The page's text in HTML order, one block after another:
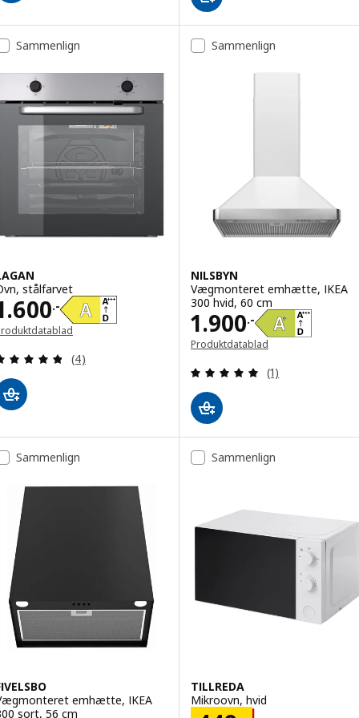
Sammenlign
stålfarvet
.-
1600.-
Anmeld: 4.8 ud af 5 Stjerner. Anmeldelser i alt:
(4)
Sammenlign
NILSBYN
Vægmonteret emhætte, IKEA
300 hvid, 60 cm
1.900.-
Pris 1900.-
Produktdatablad
Anmeld: 5 ud
(1)
Sammenlign
emhætte, IKEA
sort, 56 cm
Sammenlign
TILLREDA
Mikroovn, hvid